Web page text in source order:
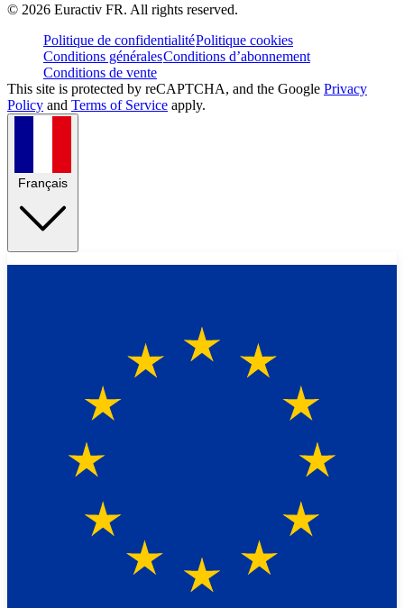
© 2026 Euractiv FR. All rights reserved.
Politique de confidentialitéPolitique cookies
Conditions généralesConditions d’abonnement
Conditions de vente
This site is protected by reCAPTCHA, and the Google Privacy
Policy and Terms of Service apply.
Français